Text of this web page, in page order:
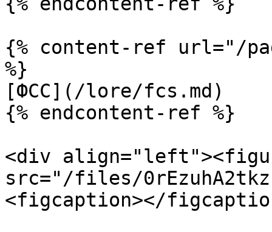
{% content-ref url="/
%}
[ФСС](/lore/fcs.md)
{% endcontent-ref %}
<div
src="/files/
<figcaption></